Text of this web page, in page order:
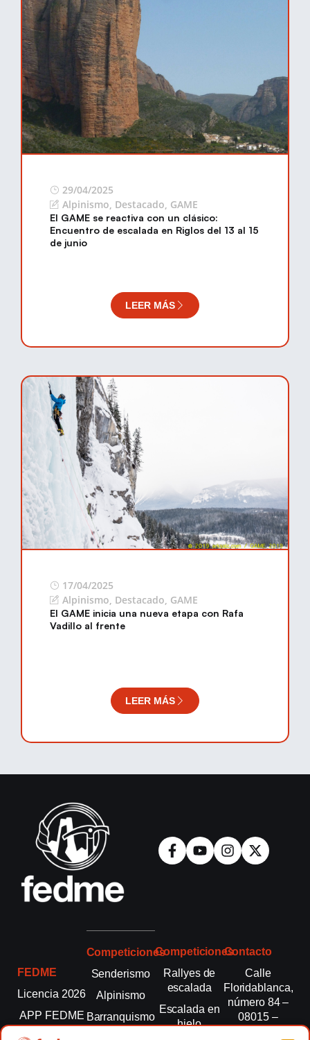
29/04/2025
Alpinismo, Destacado, GAME
El GAME se reactiva con un clásico:
Encuentro de escalada en Riglos del 13 al 15
de junio
LEER MÁS
17/04/2025
Alpinismo, Destacado, GAME
El GAME inicia una nueva etapa con Rafa
Vadillo al frente
LEER MÁS
FEDME
Licencia 2026
APP FEDME
Transparencia
Competiciones
Senderismo
Alpinismo
Barranquismo
Competiciones
Rallyes de
escalada
Escalada en
hielo
Contacto
Calle
Floridablanca,
número 84 –
08015 –